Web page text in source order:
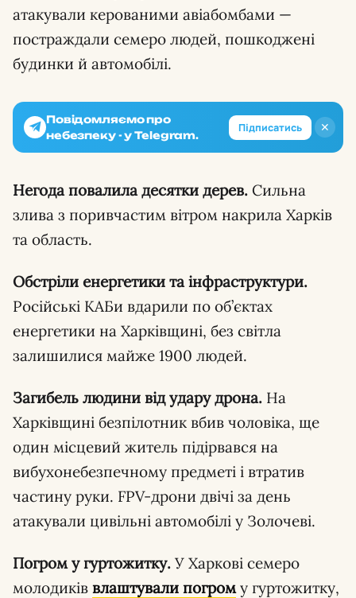
атакували керованими авіабомбами —
постраждали семеро людей, пошкоджені
будинки й автомобілі.
✕
Повідомляємо про
небезпеку - у Telegram.
Підписатись
Негода повалила десятки дерев. Сильна
злива з поривчастим вітром накрила Харків
та область.
Обстріли енергетики та інфраструктури.
Російські КАБи вдарили по об’єктах
енергетики на Харківщині, без світла
залишилися майже 1900 людей.
Загибель людини від удару дрона. На
Харківщині безпілотник вбив чоловіка, ще
один місцевий житель підірвався на
вибухонебезпечному предметі і втратив
частину руки. FPV-дрони двічі за день
атакували цивільні автомобілі у Золочеві.
Погром у гуртожитку. У Харкові семеро
молодиків влаштували погрому гуртожитку,